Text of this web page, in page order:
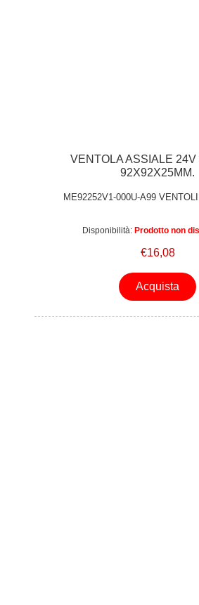
VENTOLA ASSIALE 24V
92X92X25MM.
ME92252V1-000U-A99
Disponibilità: Prodotto non
€16,08
Acquista